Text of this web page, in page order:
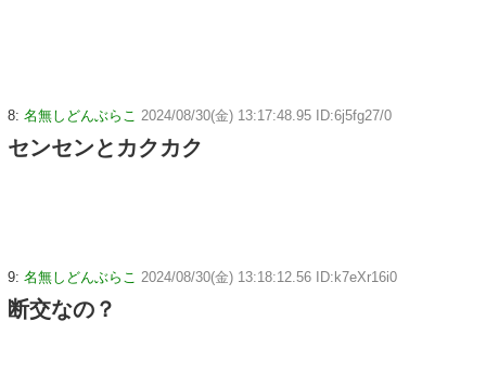
8: 名無しどんぶらこ 2024/08/30(金) 13:17:48.95 ID:6j5fg27/0
センセンとカクカク
9: 名無しどんぶらこ 2024/08/30(金) 13:18:12.56 ID:k7eXr16i0
断交なの？